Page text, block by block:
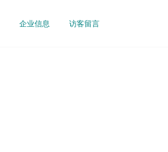
企业信息 访客留言